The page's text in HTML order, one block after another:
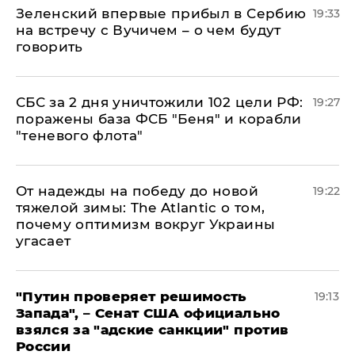
Зеленский впервые прибыл в Сербию
на встречу с Вучичем – о чем будут
говорить
19:33
СБС за 2 дня уничтожили 102 цели РФ:
поражены база ФСБ "Беня" и корабли
"теневого флота"
19:27
От надежды на победу до новой
тяжелой зимы: The Atlantic о том,
почему оптимизм вокруг Украины
угасает
19:22
"Путин проверяет решимость
Запада", – Сенат США официально
взялся за "адские санкции" против
России
19:13